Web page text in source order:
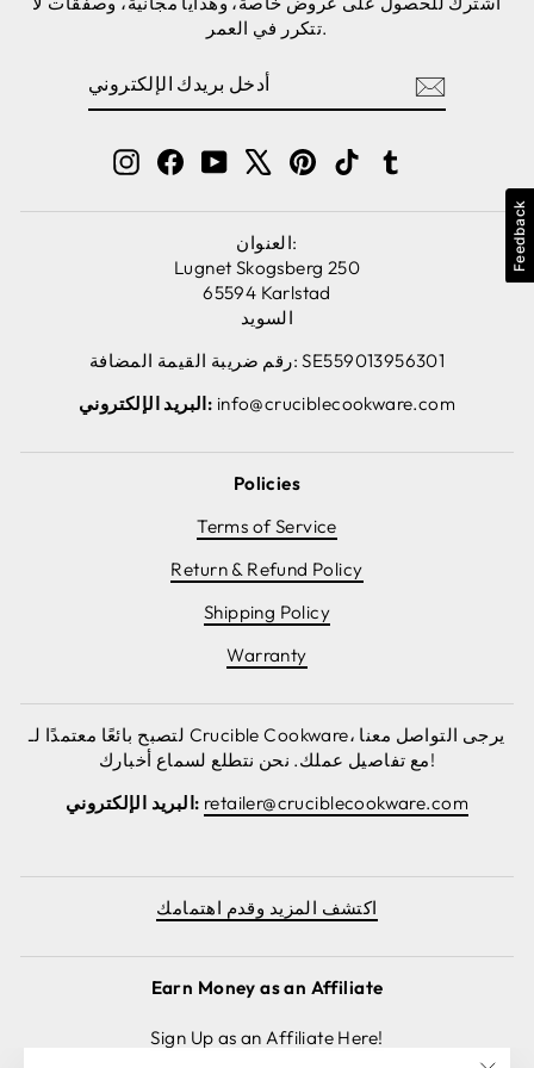
تتكرر في العمر.
الإلكتروني
InstagramFacebook
YouTube Pinterest
TikTok
العنوان:
Lugnet Skogsberg 250
65594 Karlstad
السويد
رقم ضريبة القيمة المضافة: SE559013956301
البريد الإلكتروني: info@cruciblecookware.com
Policies
Terms of Service
Return & Refund Policy
Shipping Policy
Warranty
لتصبح بائعًا معتمدًا لـ Crucible Cookware، يرجى التواصل معنا
مع تفاصيل عملك. نحن نتطلع لسماع أخبارك!
البريد الإلكتروني: retailer@cruciblecookware.com
اكتشف المزيد وقدم اهتمامك
Earn Money as an Affiliate
Sign Up as an Affiliate Here!
Feedback